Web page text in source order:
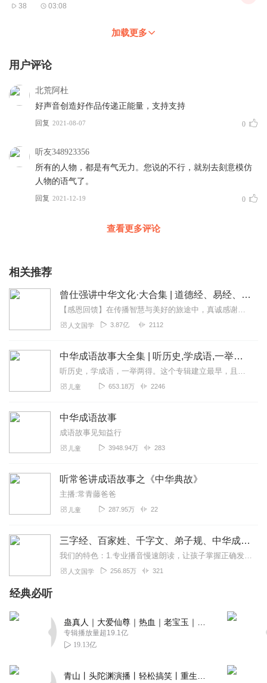
38 03:08
加载更多
用户评论
北荒阿杜
好声音创造好作品传递正能量，支持支持
回复 2021-08-07 0
听友348923356
所有的人物，都是有气无力。您说的不行，就别去刻意模仿
人物的语气了。
回复 2021-12-19 0
查看更多评论
相关推荐
曾仕强讲中华文化·大合集 | 道德经、易经、三国演义中的国学
【感恩回馈】在传播智慧与美好的旅途中，真诚感谢每一位伙伴的温暖陪伴与鼎力支持！欢迎曾仕强学堂粉丝听友们入群交流，更多新鲜玩法和福利活动等你！添加微信：zengf...
人文国学 3.87亿 2112
中华成语故事大全集 | 听历史,学成语,一举两得
听历史，学成语，一举两得。这个专辑建立最早，且最初为手机录制，水平低，音量小，录得不好。换了设备之后，又把前七百条音频一条一条重新录制替换了一遍。有不少听众朋友...
儿童 653.18万 2246
中华成语故事
成语故事见知益行
儿童 3948.94万 283
听常爸讲成语故事之《中华典故》
主播:常青藤爸爸
儿童 287.95万 22
三字经、百家姓、千字文、弟子规、中华成语故事
我们的特色：1.专业播音慢速朗读，让孩子掌握正确发音2.每集增加文字+拼音，适合孩子跟读3.精美的音质体验，让孩子身临其境爱上国学知识适合谁听1.适合各个年龄段...
人文国学 256.85万 321
经典必听
专辑播放量超19.1亿
19.13亿